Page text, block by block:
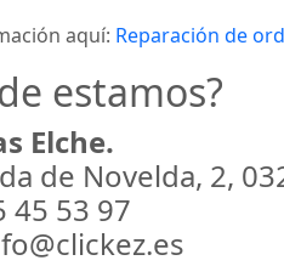
aquí: Reparación de
estamos?
Elche.
de Novelda, 2,
45 53 97